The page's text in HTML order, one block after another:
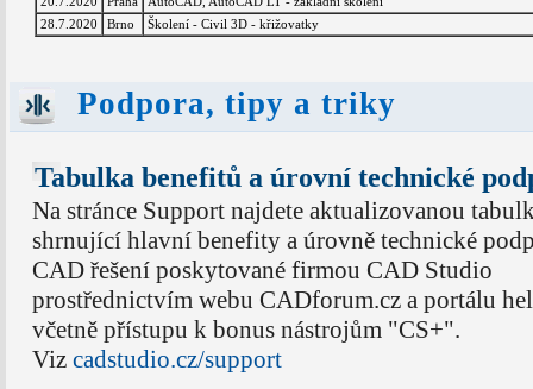
28.7.2020
Brno Školení - Civil 3D - křižovatky
Podpora, tipy a triky
Tabulka benefitů a úrovní technické
Na stránce Support najdete aktualizovanou
shrnující hlavní benefity a úrovně technické
CAD řešení poskytované firmou CAD Studio
prostřednictvím webu CADforum.cz a portálu
včetně přístupu k bonus nástrojům "CS+".
Viz cadstudio.cz/support